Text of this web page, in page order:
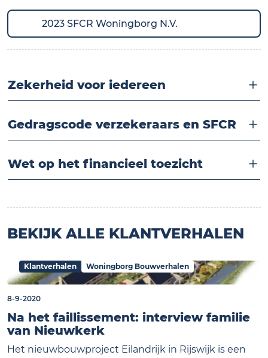
2023 SFCR Woningborg N.V.
Zekerheid voor iedereen
Gedragscode verzekeraars en SFCR
Wet op het financieel toezicht
BEKIJK ALLE KLANTVERHALEN
Klantverhalen Woningborg Bouwverhalen
8-9-2020
Na het faillissement: interview familie
van Nieuwkerk
Het nieuwbouwproject Eilandrijk in Rijswijk is een